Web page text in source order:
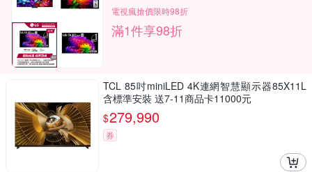
電視瘋搶價限時98折
滿1件享98折
TCL 85吋miniLED 4K連網智慧顯示器85X11L
含標準安裝 送7-11商品卡11000元
$279,990
券